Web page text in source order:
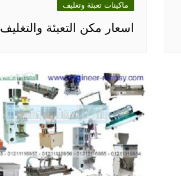
ماكينات تعبئة وتغليف
اسعار مكن التعبئة والتغليف